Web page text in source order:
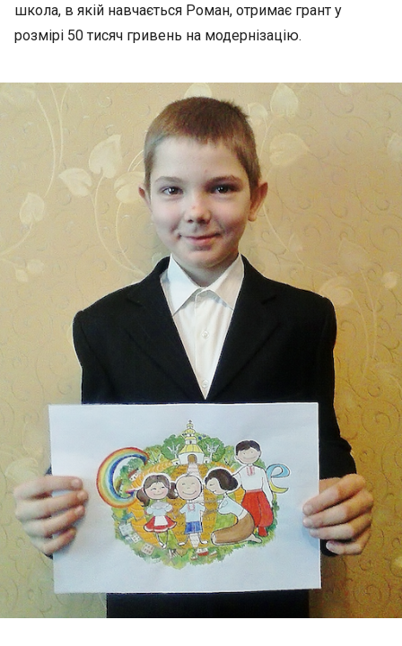
школа, в якій навчається Роман, отримає грант у
розмірі 50 тисяч гривень на модернізацію.